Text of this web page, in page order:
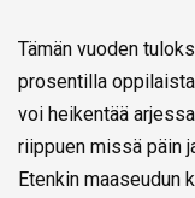
Tämän vuoden
prosentilla
voi heikentää
riippuen missä päin
Etenkin maaseudun